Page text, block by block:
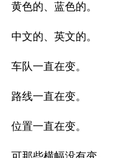
黄色的、蓝色的。
中文的、英文的。
车队一直在变。
路线一直在变。
位置一直在变。